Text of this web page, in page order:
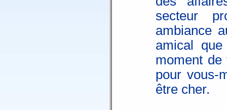
secteur
ambiance
amical
moment
pour vous-
être cher.